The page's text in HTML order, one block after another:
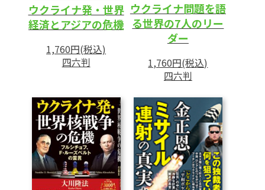
ウクライナ発・世界
経済とアジアの危機
1,760円(税込)
四六判
ウクライナ問題を語
る世界の7人のリー
ダー
1,760円(税込)
四六判